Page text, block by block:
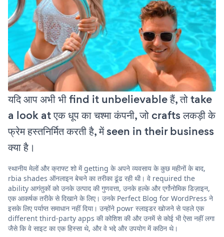
यदि आप अभी भी find it unbelievable हैं, तो take
a look at एक धूप का चश्मा कंपनी, जो crafts लकड़ी के
फ्रेम हस्तनिर्मित करती है, में seen in their business
क्या है।
स्थानीय मेलों और क्राफ्ट शो में getting के अपने व्यवसाय के कुछ महीनों के बाद,
rbia shades ऑनलाइन बेचने का तरीका ढूंढ रही थी। वे required the
ability आगंतुकों को उनके उत्पाद की गुणवत्ता, उनके हल्के और एर्गोनोमिक डिज़ाइन,
एक आकर्षक तरीके से दिखाने के लिए। उनके Perfect Blog for WordPress ने
इसके लिए पर्याप्त समाधान नहीं दिया। उन्होंने powr स्लाइडर खोजने से पहले एक
different third-party apps की कोशिश की और उनमें से कोई भी ऐसा नहीं लगा
जैसे कि वे साइट का एक हिस्सा थे, और वे भद्दे और उपयोग में कठिन थे।